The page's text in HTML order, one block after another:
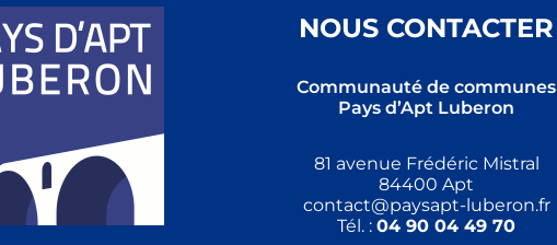
NOUS CONTACTER
Communauté de communes
Pays d’Apt Luberon
81 avenue Frédéric Mistral
84400 Apt
contact@paysapt-luberon.fr
Tél. : 04 90 04 49 70